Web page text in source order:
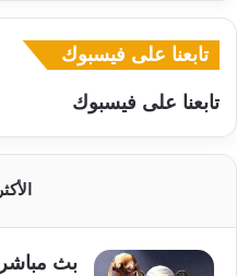
تابعنا على فيسبوك
تابعنا على فيسبوك
بث مباشر